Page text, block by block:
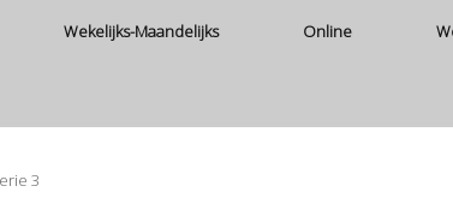
Wekelijks-Maandelijks Online
3